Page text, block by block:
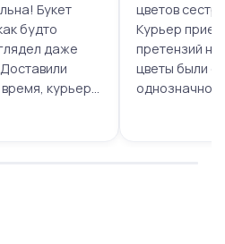
будто
даже
курьер
с тёплыми
буду
цветов
Курьер
претензий
цветы были
однозначно.